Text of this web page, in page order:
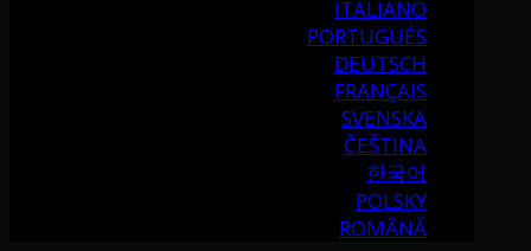
ITALIANO
PORTUGUÉS
DEUTSCH
FRANÇAIS
SVENSKA
ČEŠTINA
한국어
POLSKY
ROMÂNĂ